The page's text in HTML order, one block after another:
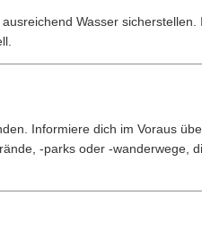
Wasser sicherstellen.
Informiere dich im Voraus
-parks oder -wanderwege,